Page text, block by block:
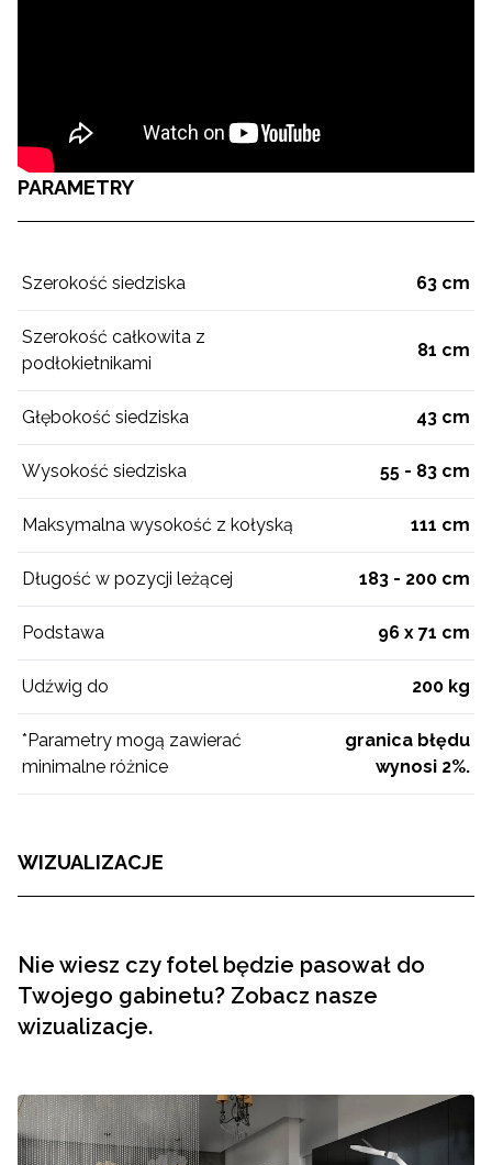
PARAMETRY
Szerokość siedziska 63 cm
Szerokość całkowita z
podłokietnikami
81 cm
Głębokość siedziska 43 cm
Wysokość siedziska 55 - 83 cm
Maksymalna wysokość z kołyską 111 cm
Długość w pozycji leżącej 183 - 200 cm
Podstawa 96 x 71 cm
Udźwig do 200 kg
*Parametry mogą zawierać
minimalne różnice
granica błędu
wynosi 2%.
WIZUALIZACJE
Nie wiesz czy fotel będzie pasował do
Twojego gabinetu? Zobacz nasze
wizualizacje.